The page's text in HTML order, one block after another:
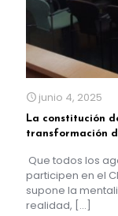
junio 4, 2025
La constitución
transformación
Que todos los
participen en el
supone la
realidad, […]